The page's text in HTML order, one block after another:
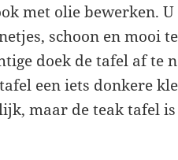
met olie bewerken.
schoon en mooi
doek de tafel af te
een iets donkere
maar de teak tafel